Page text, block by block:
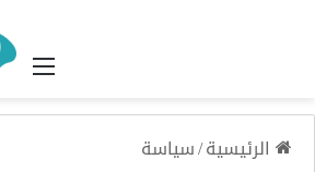
القائمة
الرئيسية/سياسة